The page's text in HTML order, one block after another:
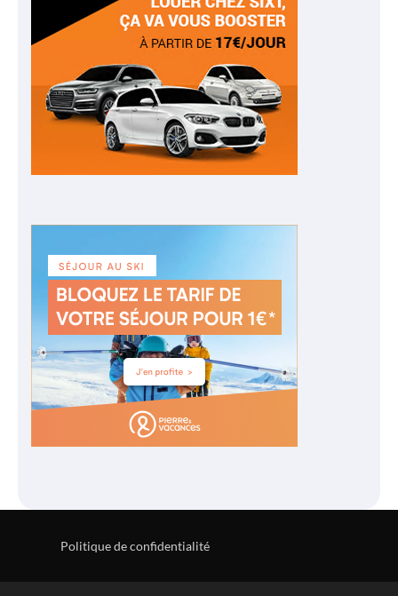
Politique de confidentialité